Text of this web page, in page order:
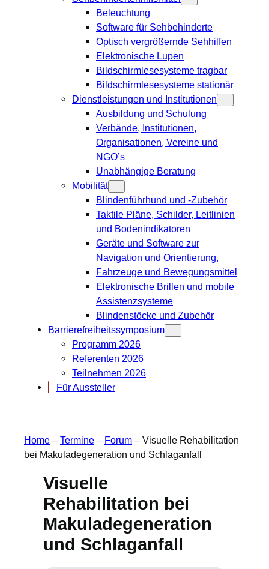
Beleuchtung
Software für Sehbehinderte
Optisch vergrößernde Sehhilfen
Elektronische Lupen
Bildschirmlesesysteme tragbar
Bildschirmlesesysteme stationär
Dienstleistungen und Institutionen
Ausbildung und Schulung
Verbände, Institutionen,
Organisationen, Vereine und
NGO’s
Unabhängige Beratung
Mobilität
Blindenführhund und -Zubehör
Taktile Pläne, Schilder, Leitlinien
und Bodenindikatoren
Geräte und Software zur
Navigation und Orientierung,
Fahrzeuge und Bewegungsmittel
Elektronische Brillen und mobile
Assistenzsysteme
Blindenstöcke und Zubehör
Barrierefreiheitssymposium
Programm 2026
Referenten 2026
Teilnehmen 2026
Für Aussteller
Home – Termine – Forum – Visuelle Rehabilitation
bei Makuladegeneration und Schlaganfall
Visuelle
Rehabilitation bei
Makuladegeneration
und Schlaganfall